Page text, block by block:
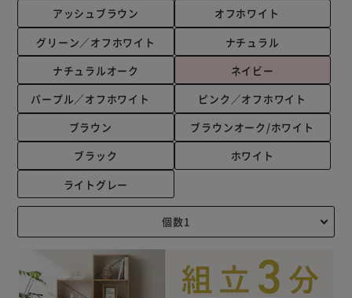
アッシュブラウン
オフホワイト
グリーン／オフホワイト
ナチュラル
ナチュラルオーク
ネイビー
パープル／オフホワイト
ピンク／オフホワイト
ブラウン
ブラウンオーク/ホワイト
ブラック
ホワイト
ライトグレー